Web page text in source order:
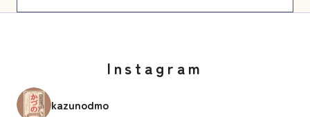
Instagram
kazunodmo